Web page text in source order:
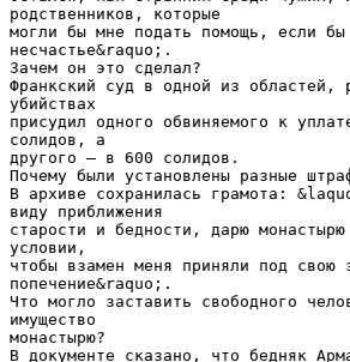
родственников, которые
могли бы мне подать помощь, если бы
несчастье&raquo;.
Зачем он это сделал?
Франкский суд в одной из областей,
убийствах
присудил одного обвиняемого к
солидов, а
другого – в 600 солидов.
Почему были установлены разные
В архиве сохранилась грамота:
виду приближения
старости и бедности, дарю
условии,
чтобы взамен меня приняли под свою
попечение&raquo;.
Что могло заставить свободного
имущество
монастырю?
В документе сказано, что бедняк